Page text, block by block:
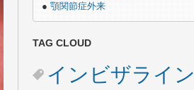
● 顎関節症外来
TAG CLOUD
インビザライン